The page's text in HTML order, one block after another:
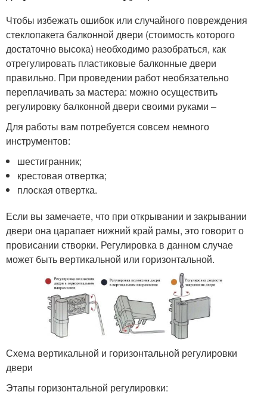
Чтобы избежать ошибок или случайного повреждения
стеклопакета балконной двери (стоимость которого
достаточно высока) необходимо разобраться, как
отрегулировать пластиковые балконные двери
правильно. При проведении работ необязательно
переплачивать за мастера: можно осуществить
регулировку балконной двери своими руками –
Для работы вам потребуется совсем немного
инструментов:
шестигранник;
крестовая отвертка;
плоская отвертка.
Если вы замечаете, что при открывании и закрывании
двери она царапает нижний край рамы, это говорит о
провисании створки. Регулировка в данном случае
может быть вертикальной или горизонтальной.
Схема вертикальной и горизонтальной регулировки
двери
Этапы горизонтальной регулировки: